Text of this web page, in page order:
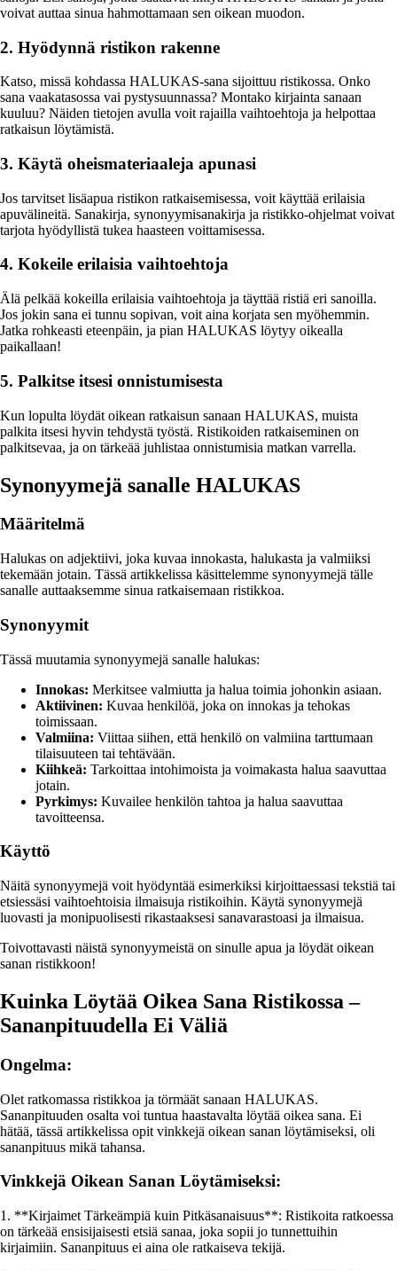
voivat auttaa sinua hahmottamaan sen oikean muodon.
2. Hyödynnä ristikon rakenne
Katso, missä kohdassa HALUKAS-sana sijoittuu ristikossa. Onko
sana vaakatasossa vai pystysuunnassa? Montako kirjainta sanaan
kuuluu? Näiden tietojen avulla voit rajailla vaihtoehtoja ja helpottaa
ratkaisun löytämistä.
3. Käytä oheismateriaaleja apunasi
Jos tarvitset lisäapua ristikon ratkaisemisessa, voit käyttää erilaisia
apuvälineitä. Sanakirja, synonyymisanakirja ja ristikko-ohjelmat voivat
tarjota hyödyllistä tukea haasteen voittamisessa.
4. Kokeile erilaisia vaihtoehtoja
Älä pelkää kokeilla erilaisia vaihtoehtoja ja täyttää ristiä eri sanoilla.
Jos jokin sana ei tunnu sopivan, voit aina korjata sen myöhemmin.
Jatka rohkeasti eteenpäin, ja pian HALUKAS löytyy oikealla
paikallaan!
5. Palkitse itsesi onnistumisesta
Kun lopulta löydät oikean ratkaisun sanaan HALUKAS, muista
palkita itsesi hyvin tehdystä työstä. Ristikoiden ratkaiseminen on
palkitsevaa, ja on tärkeää juhlistaa onnistumisia matkan varrella.
Synonyymejä sanalle HALUKAS
Määritelmä
Halukas on adjektiivi, joka kuvaa innokasta, halukasta ja valmiiksi
tekemään jotain. Tässä artikkelissa käsittelemme synonyymejä tälle
sanalle auttaaksemme sinua ratkaisemaan ristikkoa.
Synonyymit
Tässä muutamia synonyymejä sanalle halukas:
Innokas: Merkitsee valmiutta ja halua toimia johonkin asiaan.
Aktiivinen: Kuvaa henkilöä, joka on innokas ja tehokas
toimissaan.
Valmiina: Viittaa siihen, että henkilö on valmiina tarttumaan
tilaisuuteen tai tehtävään.
Kiihkeä: Tarkoittaa intohimoista ja voimakasta halua saavuttaa
jotain.
Pyrkimys: Kuvailee henkilön tahtoa ja halua saavuttaa
tavoitteensa.
Käyttö
Näitä synonyymejä voit hyödyntää esimerkiksi kirjoittaessasi tekstiä tai
etsiessäsi vaihtoehtoisia ilmaisuja ristikoihin. Käytä synonyymejä
luovasti ja monipuolisesti rikastaaksesi sanavarastoasi ja ilmaisua.
Toivottavasti näistä synonyymeistä on sinulle apua ja löydät oikean
sanan ristikkoon!
Kuinka Löytää Oikea Sana Ristikossa –
Sananpituudella Ei Väliä
Ongelma:
Olet ratkomassa ristikkoa ja törmäät sanaan HALUKAS.
Sananpituuden osalta voi tuntua haastavalta löytää oikea sana. Ei
hätää, tässä artikkelissa opit vinkkejä oikean sanan löytämiseksi, oli
sananpituus mikä tahansa.
Vinkkejä Oikean Sanan Löytämiseksi:
1. **Kirjaimet Tärkeämpiä kuin Pitkäsanaisuus**: Ristikoita ratkoessa
on tärkeää ensisijaisesti etsiä sanaa, joka sopii jo tunnettuihin
kirjaimiin. Sananpituus ei aina ole ratkaiseva tekijä.